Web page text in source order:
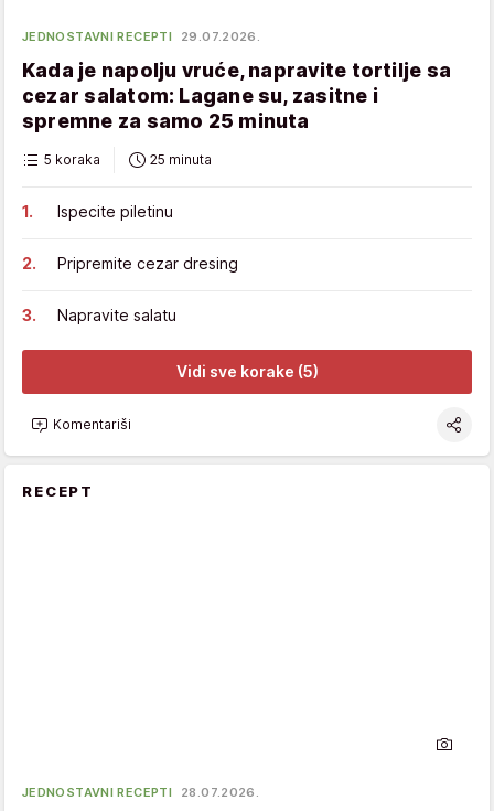
JEDNOSTAVNI RECEPTI 29.07.2026.
Kada je napolju vruće, napravite tortilje sa
cezar salatom: Lagane su, zasitne i
spremne za samo 25 minuta
5 koraka 25 minuta
Ispecite piletinu
Pripremite cezar dresing
Napravite salatu
Vidi sve korake (5)
Komentariši
RECEPT
JEDNOSTAVNI RECEPTI 28.07.2026.